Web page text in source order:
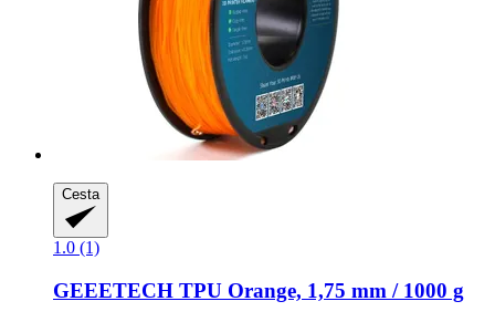
Cesta
1.0 (1)
GEEETECH TPU Orange, 1,75 mm / 1000 g